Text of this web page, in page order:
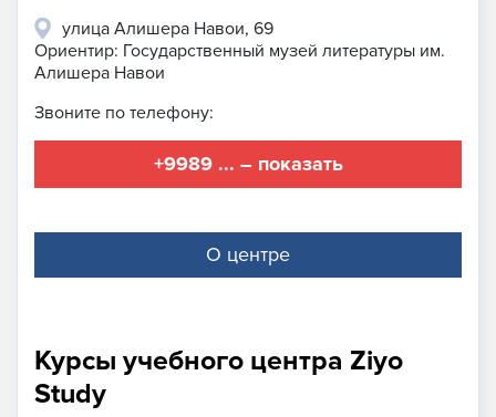
улица Алишера Навои, 69
Ориентир: Государственный музей литературы им.
Алишера Навои
Звоните по телефону:
+9989 ... – показать
О центре
Курсы учебного центра Ziyo
Study